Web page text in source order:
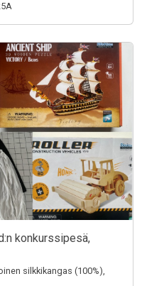
konkurssipesä,
silkkikangas (100%),